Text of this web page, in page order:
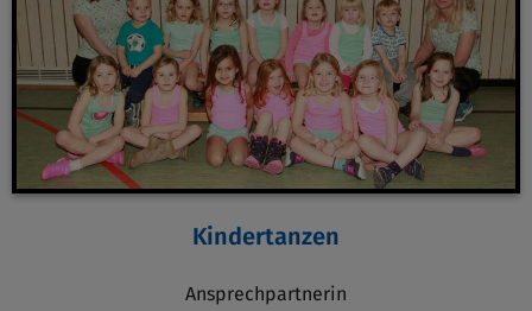
Kindertanzen
Ansprechpartnerin